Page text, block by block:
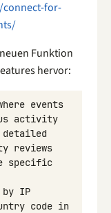
for-
Funktion
hervor:
events
activity
detailed
reviews
specific
by IP
code in